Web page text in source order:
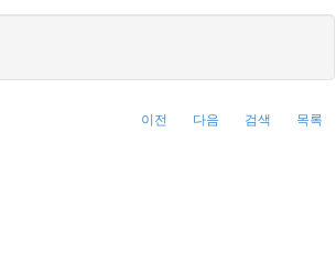
이전 다음 검색 목록